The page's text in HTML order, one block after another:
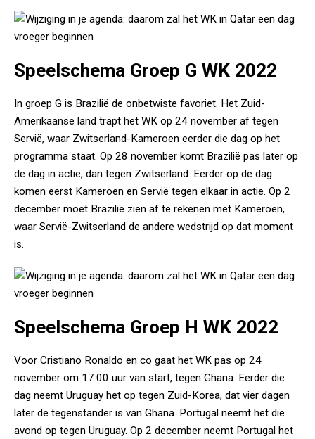
Speelschema Groep G WK 2022
In groep G is Brazilië de onbetwiste favoriet. Het Zuid-
Amerikaanse land trapt het WK op 24 november af tegen
Servië, waar Zwitserland-Kameroen eerder die dag op het
programma staat. Op 28 november komt Brazilië pas later op
de dag in actie, dan tegen Zwitserland. Eerder op de dag
komen eerst Kameroen en Servië tegen elkaar in actie. Op 2
december moet Brazilië zien af te rekenen met Kameroen,
waar Servië-Zwitserland de andere wedstrijd op dat moment
is.
Speelschema Groep H WK 2022
Voor Cristiano Ronaldo en co gaat het WK pas op 24
november om 17:00 uur van start, tegen Ghana. Eerder die
dag neemt Uruguay het op tegen Zuid-Korea, dat vier dagen
later de tegenstander is van Ghana. Portugal neemt het die
avond op tegen Uruguay. Op 2 december neemt Portugal het